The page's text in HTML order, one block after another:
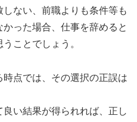
ない、前職よりも条件等も
った場合、仕事を辞めると
ことでしょう。
点では、その選択の正誤は
い結果が得られれば、正し